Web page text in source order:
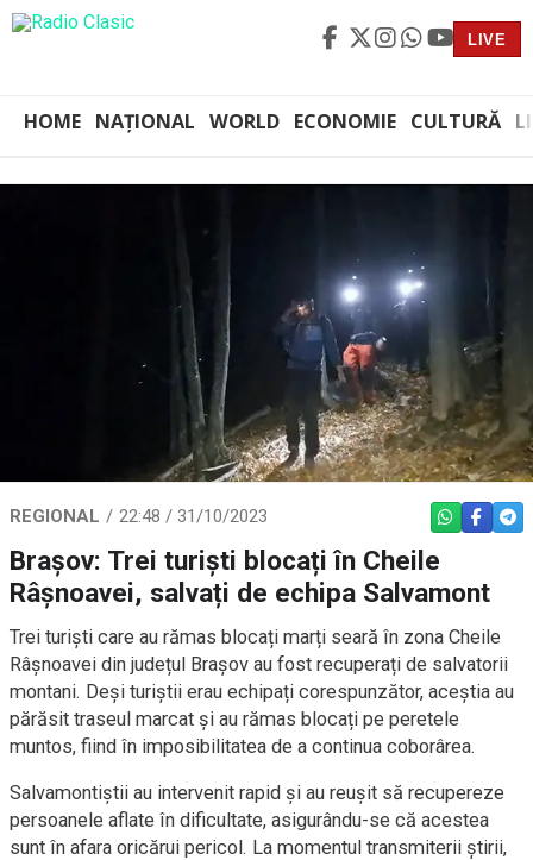
LIVE
HOME NAȚIONAL WORLD ECONOMIE CULTURĂ
REGIONAL 22:48 / 31/10/2023 WHATSAPP
Brașov: Trei turiști blocați în Cheile
Râșnoavei, salvați de echipa Salvamont
Trei turiști care au rămas blocați marți seară în zona Cheile
Râșnoavei din județul Brașov au fost recuperați de salvatorii
montani. Deși turiștii erau echipați corespunzător, aceștia au
părăsit traseul marcat și au rămas blocați pe peretele
muntos, fiind în imposibilitatea de a continua coborârea.
Salvamontiștii au intervenit rapid și au reușit să recupereze
persoanele aflate în dificultate, asigurându-se că acestea
sunt în afara oricărui pericol. La momentul transmiterii știrii,